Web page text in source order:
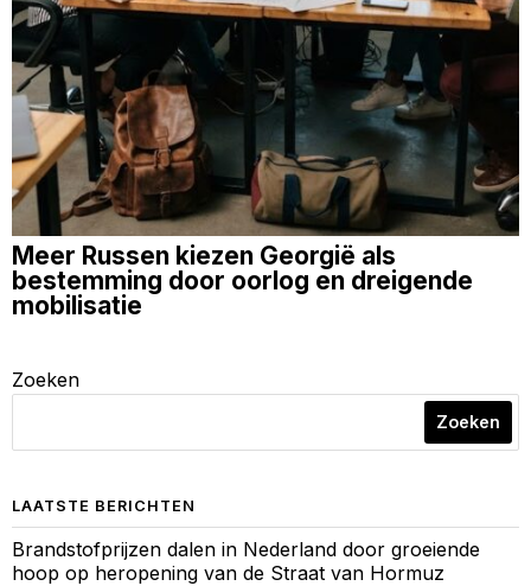
Meer Russen kiezen Georgië als
bestemming door oorlog en dreigende
mobilisatie
Zoeken
Zoeken
LAATSTE BERICHTEN
Brandstofprijzen dalen in Nederland door groeiende
hoop op heropening van de Straat van Hormuz